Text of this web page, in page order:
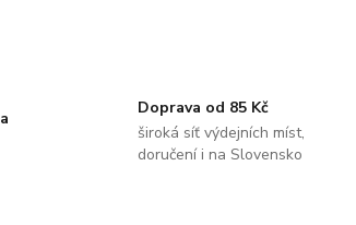
Doprava od 85 Kč
široká síť výdejních míst,
doručení i na Slovensko